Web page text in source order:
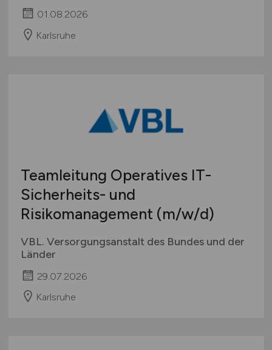
01.08.2026
Karlsruhe
Teamleitung Operatives IT-
Sicherheits- und
Risikomanagement (m/w/d)
VBL. Versorgungsanstalt des Bundes und der
Länder
29.07.2026
Karlsruhe